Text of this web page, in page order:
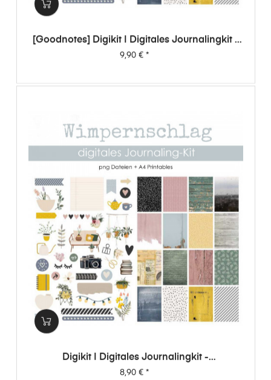
[Goodnotes] Digikit | Digitales Journalingkit -
Wimpernschlag
Preis
9,90 €*
Digikit | Digitales Journalingkit -
Wimpernschlag
Preis
8,90 €*